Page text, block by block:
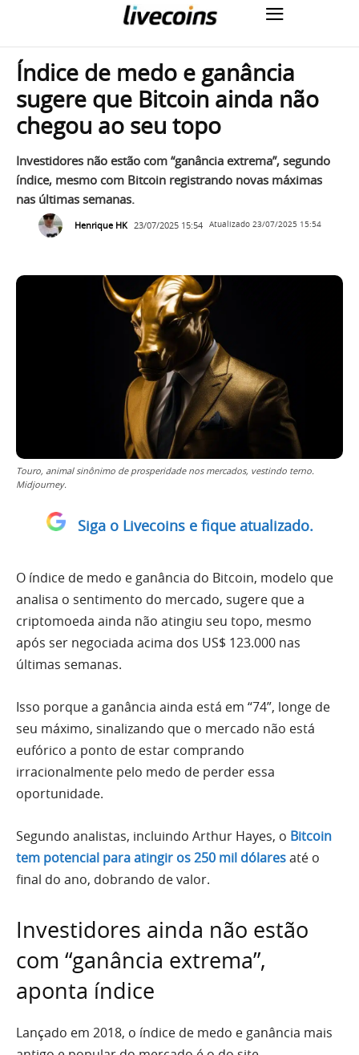
Índice de medo e ganância
sugere que Bitcoin ainda não
chegou ao seu topo
Investidores não estão com “ganância extrema”, segundo
índice, mesmo com Bitcoin registrando novas máximas
nas últimas semanas.
Henrique HK 23/07/2025 15:54 Atualizado 23/07/2025 15:54
Touro, animal sinônimo de prosperidade nos mercados, vestindo terno.
Midjourney.
Siga o Livecoins e fique atualizado.
O índice de medo e ganância do Bitcoin, modelo que
analisa o sentimento do mercado, sugere que a
criptomoeda ainda não atingiu seu topo, mesmo
após ser negociada acima dos US$ 123.000 nas
últimas semanas.
Isso porque a ganância ainda está em “74”, longe de
seu máximo, sinalizando que o mercado não está
eufórico a ponto de estar comprando
irracionalmente pelo medo de perder essa
oportunidade.
Segundo analistas, incluindo Arthur Hayes, o Bitcoin
tem potencial para atingir os 250 mil dólaresaté o
final do ano, dobrando de valor.
Investidores ainda não estão
com “ganância extrema”,
aponta índice
Lançado em 2018, o índice de medo e ganância mais